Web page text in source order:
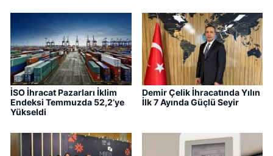
İSO İhracat Pazarları İklim
Endeksi Temmuzda 52,2’ye
Yükseldi
Demir Çelik İhracatında Yılın
İlk 7 Ayında Güçlü Seyir